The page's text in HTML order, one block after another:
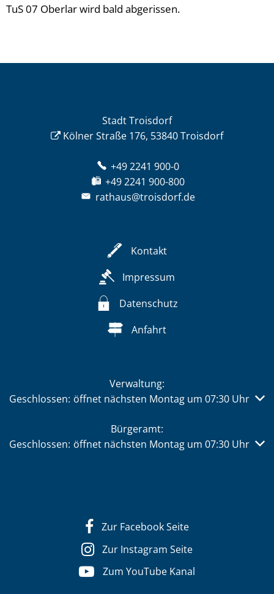
TuS 07 Oberlar wird bald abgerissen.
Stadt Troisdorf
Kölner Straße 176, 53840 Troisdorf
+49 2241 900-0
+49 2241 900-800
rathaus@troisdorf.de
Kontakt
Impressum
Datenschutz
Anfahrt
Verwaltung:
Klicken, um weitere Öffnungs- oder Schließzeiten
Geschlossen: öffnet nächsten Montag um 07:30 Uhr
Bürgeramt:
Klicken, um weitere Öffnungs- oder Schließzeiten
Geschlossen: öffnet nächsten Montag um 07:30 Uhr
Zur Facebook Seite
Zur Instagram Seite
Zum YouTube Kanal